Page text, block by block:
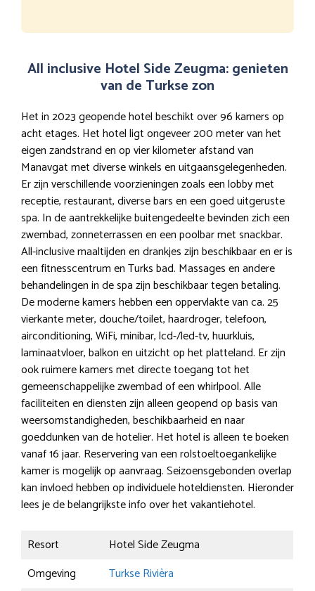
All inclusive Hotel Side Zeugma: genieten
van de Turkse zon
Het in 2023 geopende hotel beschikt over 96 kamers op
acht etages. Het hotel ligt ongeveer 200 meter van het
eigen zandstrand en op vier kilometer afstand van
Manavgat met diverse winkels en uitgaansgelegenheden.
Er zijn verschillende voorzieningen zoals een lobby met
receptie, restaurant, diverse bars en een goed uitgeruste
spa. In de aantrekkelijke buitengedeelte bevinden zich een
zwembad, zonneterrassen en een poolbar met snackbar.
All-inclusive maaltijden en drankjes zijn beschikbaar en er is
een fitnesscentrum en Turks bad. Massages en andere
behandelingen in de spa zijn beschikbaar tegen betaling.
De moderne kamers hebben een oppervlakte van ca. 25
vierkante meter, douche/toilet, haardroger, telefoon,
airconditioning, WiFi, minibar, lcd-/led-tv, huurkluis,
laminaatvloer, balkon en uitzicht op het platteland. Er zijn
ook ruimere kamers met directe toegang tot het
gemeenschappelijke zwembad of een whirlpool. Alle
faciliteiten en diensten zijn alleen geopend op basis van
weersomstandigheden, beschikbaarheid en naar
goeddunken van de hotelier. Het hotel is alleen te boeken
vanaf 16 jaar. Reservering van een rolstoeltoegankelijke
kamer is mogelijk op aanvraag. Seizoensgebonden overlap
kan invloed hebben op individuele hoteldiensten. Hieronder
lees je de belangrijkste info over het vakantiehotel.
Resort
Hotel Side Zeugma
Omgeving
Turkse Rivièra